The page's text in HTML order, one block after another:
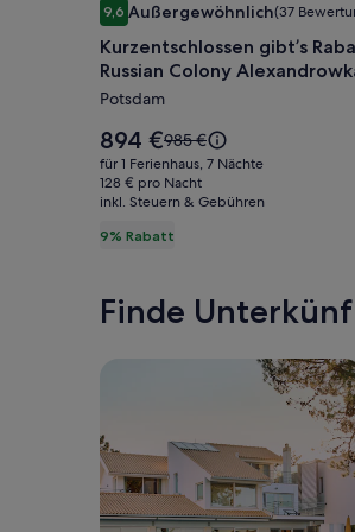
für
Kurzentschlossen
gibt’s
Rabatt
/
Russian
Colony
Alexandrowka
-
GORKI
9,69,6 von 10, Außergewöhnlich, (37
Außergewöhnlich(37
Kurzentschlossen gibt’s
Russian Colony
Remise GORKI
Potsdam
9% Rabatt
Der
Preis
beträgt
894 €.
894 €Der
alte
Preis
war
siehe
zum
985 €
für 1 Ferienhaus, 7 Nächte
128 € pro Nacht
inkl. Steuern & Gebühren
Finde
Suche nach Ferienhäusern